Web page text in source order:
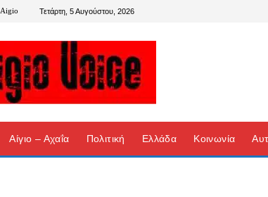
Aigio Τετάρτη, 5 Αυγούστου, 2026
Αίγιο – Αχαΐα Πολιτική Ελλάδα Κοινωνία